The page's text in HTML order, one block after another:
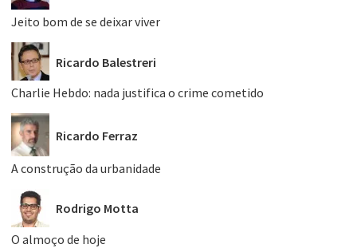
Jeito bom de se deixar viver
Ricardo Balestreri
Charlie Hebdo: nada justifica o crime cometido
Ricardo Ferraz
A construção da urbanidade
Rodrigo Motta
O almoço de hoje